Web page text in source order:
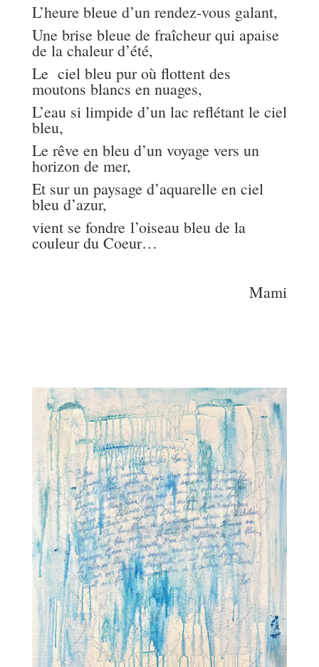
L’heure bleue d’un rendez-vous galant,
Une brise bleue de fraîcheur qui apaise
de la chaleur d’été,
Le ciel bleu pur où flottent des
moutons blancs en nuages,
L’eau si limpide d’un lac reflétant le ciel
bleu,
Le rêve en bleu d’un voyage vers un
horizon de mer,
Et sur un paysage d’aquarelle en ciel
bleu d’azur,
vient se fondre l’oiseau bleu de la
couleur du Coeur…
Mami